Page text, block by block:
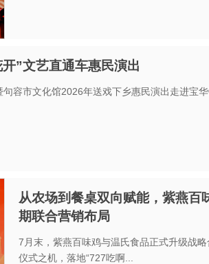
”文艺直通车惠民演出
容市文化馆2026年送戏下乡惠民演出走进宝
从农场到餐桌双向赋能，紫燕百
期联合营销布局
7月末，紫燕百味鸡与温氏食品正式升级战
仪式之机，落地“727吃啊...